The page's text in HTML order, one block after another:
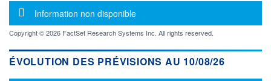
Message d'information
Information non disponible
Copyright © 2026 FactSet Research Systems Inc. All rights reserved.
ÉVOLUTION DES PRÉVISIONS AU 10/08/26